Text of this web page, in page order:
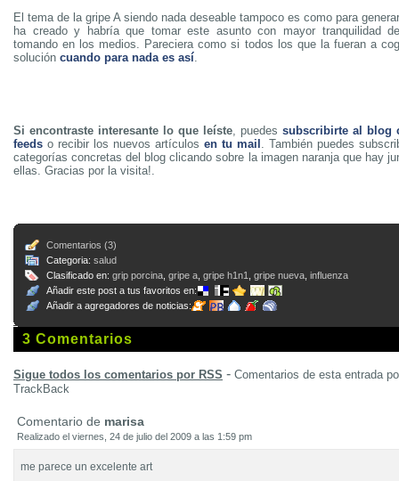
El tema de la gripe A siendo nada deseable tampoco es como para
ha creado y habría que tomar este asunto con mayor tranquilidad
tomando en los medios. Pareciera como si todos los que la fueran a
solución cuando para nada es así.
Si encontraste interesante lo que leíste, puedessubscribirte al blog
feeds o recibir los nuevos artículosen tu mail . También puedes
categorías concretas del blog clicando sobre la imagen naranja que hay
ellas. Gracias por la visita!.
Comentarios (3)
Categoria: salud
Clasificado en: grip porcina gripe a gripe h1n1 gripe nueva influenza
Añadir este post a tus favoritos en:
Añadir a agregadores de noticias:
3 Comentarios
Sigue todos los comentarios por RSS - Comentarios de esta entrada
TrackBack
Comentario de marisa
Realizado el viernes, 24 de julio del 2009 a las 1:59 pm
me parece un excelente art